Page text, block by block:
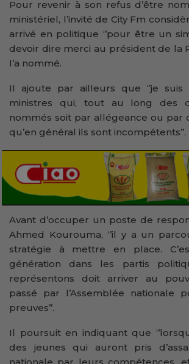
Pour revenir à son refus d’être
ministériel, l’invité de City Fm
arrivé en politique ‘’pour être un
devoir dire merci au président de la
l’a nommé.
Il ajoute par ailleurs que ‘’je
ministres qui, tout au long des
nommés soit par allégeance ou par
qu’en général ils sont incompétents’’.
Avant d’occuper un poste de
Ahmed Kourouma, ‘’il y a un
stratégie à mettre en place.
génération dans les partis
représentons doit arriver au
passé par l’Assemblée nationale
preuves’’.
Il poursuit en indiquant que
des jeunes qui auront pris